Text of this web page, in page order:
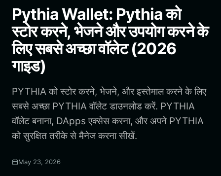
Português (Portugal)
Bahasa Indonesia
ภาษาไทย
हिन्दी
Español
Português (Brasil)
Español (Argentina)
Pythia Wallet: Pythia को
स्टोर करने, भेजने और उपयोग करने के
लिए सबसे अच्छा वॉलेट (2026
गाइड)
PYTHIA को स्टोर करने, भेजने, और इस्तेमाल करने के लिए
सबसे अच्छा PYTHIA वॉलेट डाउनलोड करें. PYTHIA
वॉलेट बनाना, DApps एक्सेस करना, और अपने PYTHIA
को सुरक्षित तरीके से मैनेज करना सीखें.
May 23, 2026